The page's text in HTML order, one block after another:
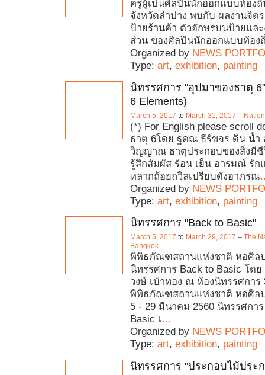
ครูผู้เป็นศิลปินนักออกแบบท้อง
จังหวัดลำปาง พบกับ ผลงานจิต
ป้ายร้านค้า ตัวอักษรบนป้ายและ
ส่วน ของศิลปินนักออกแบบท้อง
Organized by NEWS
Type: art, exhibition, painting
นิทรรศการ "อุปมาของธาตุ
6 Elements)
March 5, 2017 to March 31, 2017 –
(*) For English please scroll
ธาตุ 6โดย ฐดณ ธีร์ขจร ดิน น้ำ
วิญญาณ ธาตุประกอบของสิ่งมีชี
รู้สึกสัมผัส ร้อน เย็น อารมณ์ รัก
หลากถ้อยถวิลเปรียบดังอาภรณ
Organized by NEWS
Type: art, exhibition, painting
นิทรรศการ "Back to Basic"
March 5, 2017 to March 29, 2017 – The
Bangkok
พิพิธภัณฑสถานแห่งชาติ หอศิล
นิทรรศการ Back to Basic โด
วงษ์ เบ้าทอง ณ ห้องนิทรรศการ
พิพิธภัณฑสถานแห่งชาติ หอศิล
5 - 29 มีนาคม 2560 นิทรรศกา
Basic เ…
Organized by NEWS
Type: art, exhibition, painting
นิทรรศการ "ประกอบไม้ประ